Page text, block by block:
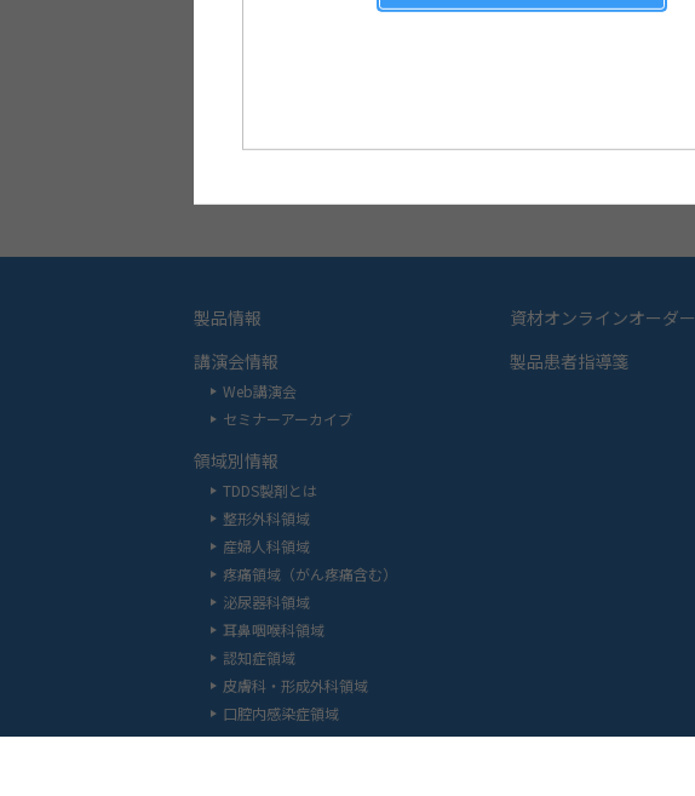
製品情報
講演会情報
Web講演会
セミナーアーカイブ
領域別情報
TDDS製剤とは
整形外科領域
産婦人科領域
疼痛領域（がん疼痛含む）
泌尿器科領域
耳鼻咽喉科領域
認知症領域
皮膚科・形成外科領域
口腔内感染症領域
資材オンラインオーダー
製品患者指導箋